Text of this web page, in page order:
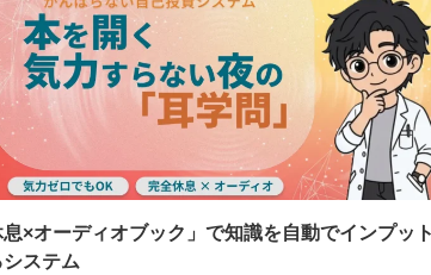
息×オーディオブック」で知識を自動でインプッ
ステム